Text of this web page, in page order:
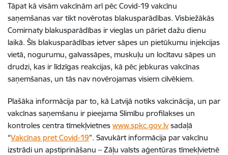
Tāpat kā visām vakcīnām arī pēc Covid-19 vakcīnu
saņemšanas var tikt novērotas blakusparādības. Visbiežākās
Comirnaty blakusparādības ir vieglas un pāriet dažu dienu
laikā. Šīs blakusparādības ietver sāpes un pietūkumu injekcijas
vietā, nogurumu, galvassāpes, muskuļu un locītavu sāpes un
drudzi, kas ir līdzīgas reakcijas, kā pēc jebkuras vakcīnas
saņemšanas, un tās nav novērojamas visiem cilvēkiem.
Plašāka informācija par to, kā Latvijā notiks vakcinācija, un par
vakcīnas saņemšanu ir pieejama Slimību profilakses un
kontroles centra tīmekļvietnes www.spkc.gov.lvsadaļā
“Vakcīnas pret Covid-19”. Savukārt informācija par vakcīnu
izstrādi un apstiprināšanu – Zāļu valsts aģentūras tīmekļvietnē